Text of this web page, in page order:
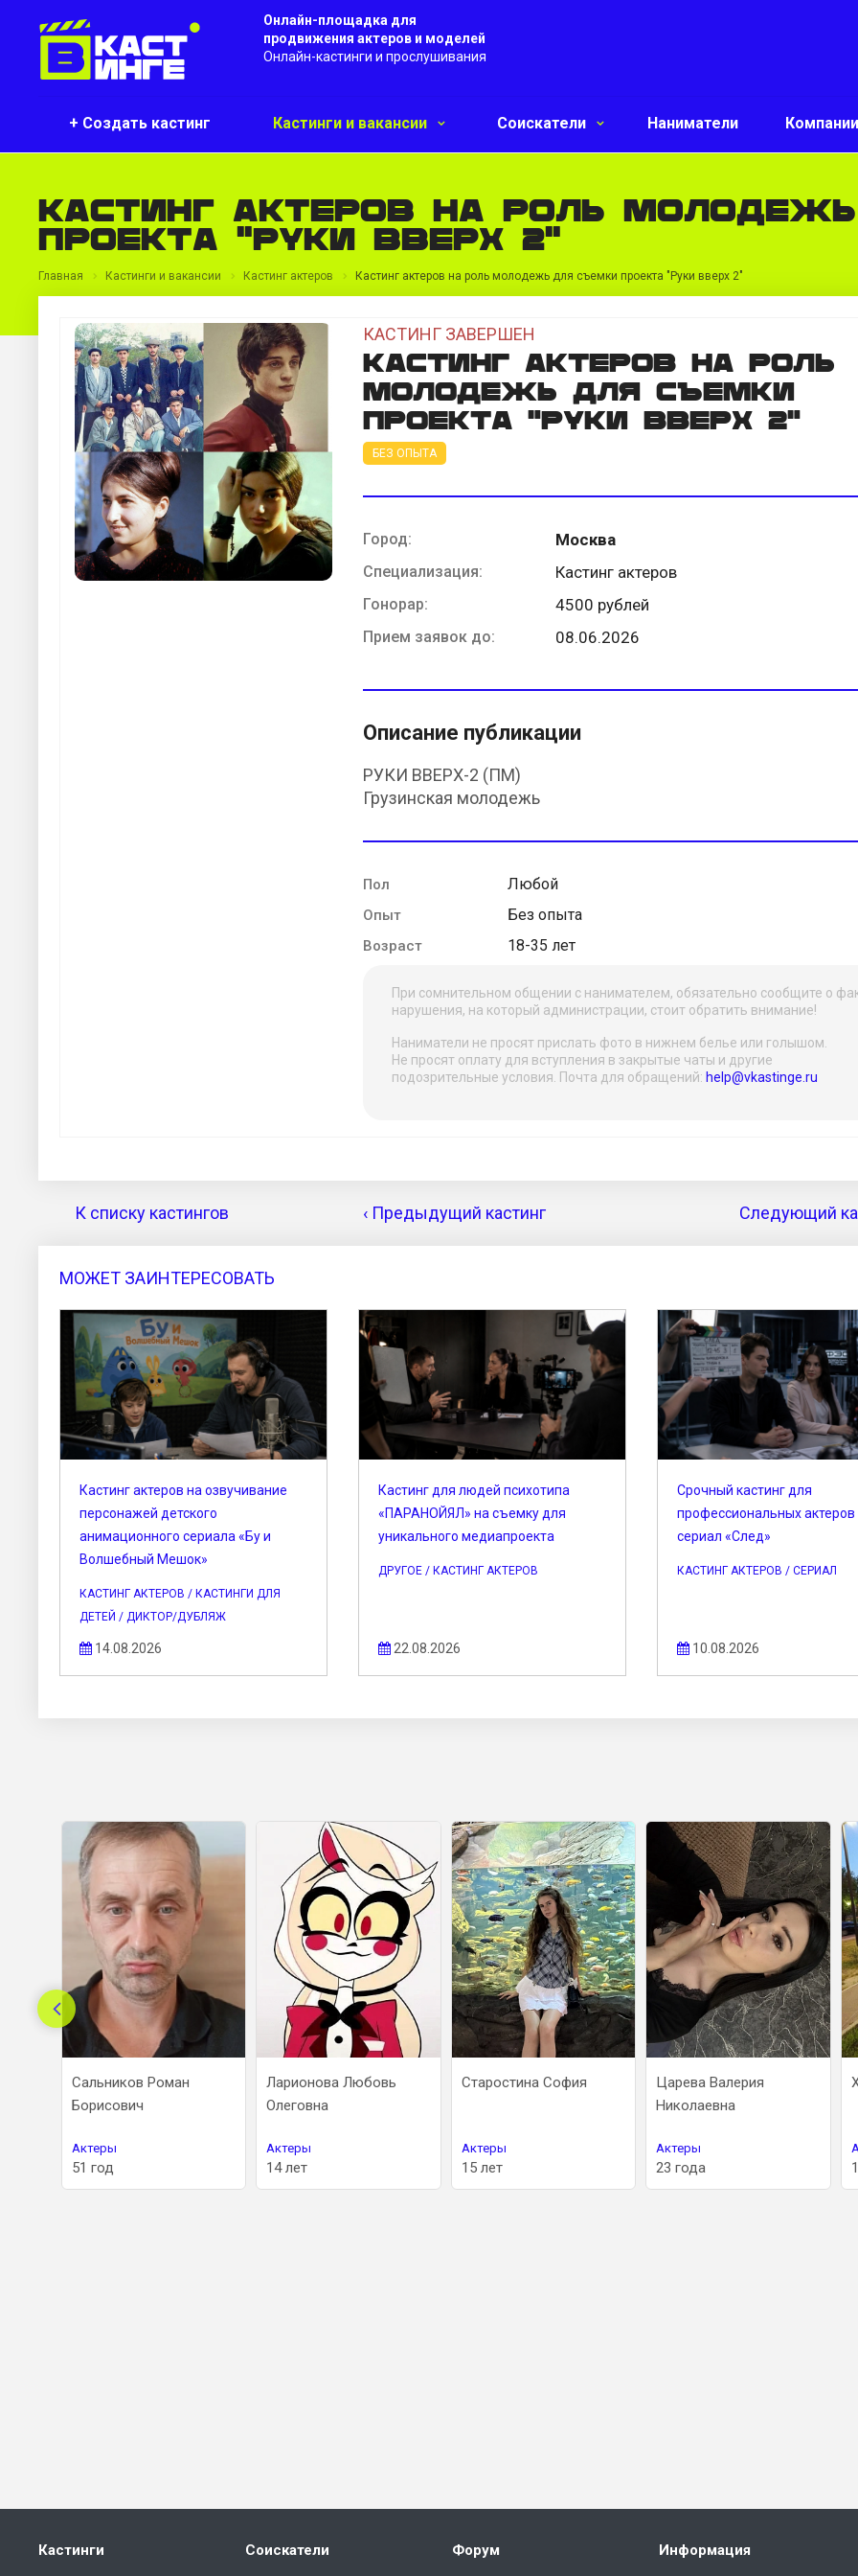
Онлайн-площадка для
продвижения актеров и моделей
Онлайн-кастинги и прослушивания
+ Создать кастинг Кастинги и вакансии Соискатели Наниматели Компании
Кастинг актеров на роль
проекта "Руки вверх 2"
Главная Кастинги и вакансии Кастинг актеров Кастинг актеров на роль молодежь для съемки проекта "Руки вверх 2"
КАСТИНГ ЗАВЕРШЕН
Кастинг актеров на роль
молодежь для съемки
проекта "Руки вверх 2"
БЕЗ ОПЫТА
Город: Москва
Специализация: Кастинг актеров
Гонорар: 4500 рублей
Прием заявок до: 08.06.2026
Описание публикации
РУКИ ВВЕРХ-2 (ПМ)
Грузинская молодежь
Пол Любой
Опыт Без опыта
Возраст 18-35 лет
При сомнительном общении с нанимателем, обязательно сообщите о
нарушения, на который администрации, стоит обратить внимание!
Наниматели не просят прислать фото в нижнем белье или голышом.
Не просят оплату для вступления в закрытые чаты и другие
подозрительные условия. Почта для обращений: help@vkastinge.ru
К списку кастингов ‹ Предыдущий кастинг Следующий
МОЖЕТ ЗАИНТЕРЕСОВАТЬ
Кастинг актеров на озвучивание
персонажей детского
анимационного сериала «Бу и
Волшебный Мешок»
КАСТИНГ АКТЕРОВ / КАСТИНГИ ДЛЯ
ДЕТЕЙ / ДИКТОР/ДУБЛЯЖ
14.08.2026
Кастинг для людей психотипа
«ПАРАНОЙЯЛ» на съемку для
уникального медиапроекта
ДРУГОЕ / КАСТИНГ АКТЕРОВ
22.08.2026
Срочный кастинг для
профессиональных актеров
сериал «След»
КАСТИНГ АКТЕРОВ / СЕРИАЛ
10.08.2026
Сальников Роман
Борисович
Актеры
51 год
Ларионова Любовь
Олеговна
Актеры
14 лет
Старостина София
Актеры
15 лет
Царева Валерия
Николаевна
Актеры
23 года 14
Кастинги Соискатели Форум Информация